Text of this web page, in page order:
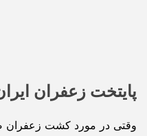
پایتخت زعفران
وقتی در مورد کشت زعفران